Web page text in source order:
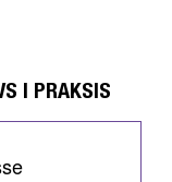
I PRAKSIS